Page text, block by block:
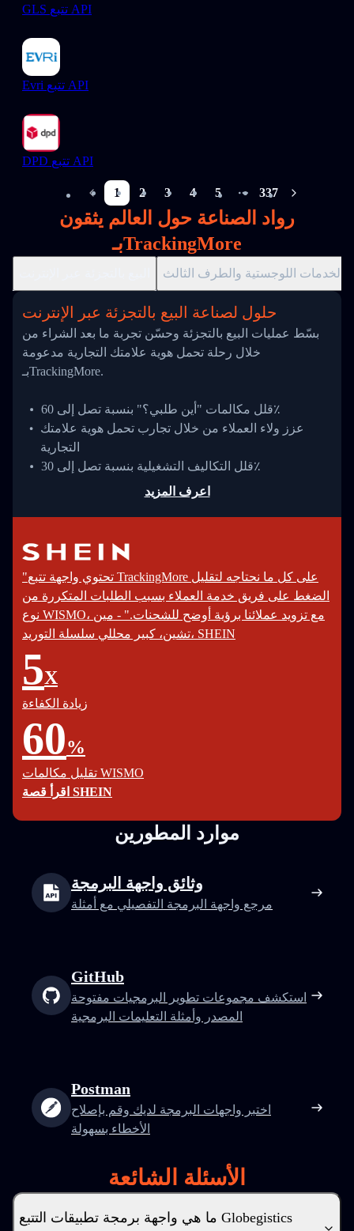
GLS تتبع API
Evri تتبع API
DPD تتبع API
1 2 3 4 5
More pages
337
رواد الصناعة حول العالم يثقون
بـTrackingMore
الخدمات اللوجستية والطرف الثالث
حلول لصناعة البيع بالتجزئة عبر الإنترنت
بسّط عمليات البيع بالتجزئة وحسّن تجربة ما بعد الشراء من
خلال رحلة تحمل هوية علامتك التجارية مدعومة
بـTrackingMore.
قلل مكالمات "أين طلبي؟" بنسبة تصل إلى 60٪
عزز ولاء العملاء من خلال تجارب تحمل هوية علامتك
التجارية
قلل التكاليف التشغيلية بنسبة تصل إلى 30٪
اعرف المزيد
"تحتوي واجهة تتبع TrackingMore على كل ما نحتاجه لتقليل
الضغط على فريق خدمة العملاء بسبب الطلبات المتكررة من
نوع WISMO، مع تزويد عملائنا برؤية أوضح للشحنات." - مين
تشين، كبير محللي سلسلة التوريد، SHEIN
5X
زيادة الكفاءة
60%
تقليل مكالمات WISMO
اقرأ قصة SHEIN
موارد المطورين
وثائق واجهة البرمجة
مرجع واجهة البرمجة التفصيلي مع أمثلة
GitHub
استكشف مجموعات تطوير البرمجيات مفتوحة
المصدر وأمثلة التعليمات البرمجية
Postman
اختبر واجهات البرمجة لديك وقم بإصلاح
الأخطاء بسهولة
الأسئلة الشائعة
ما هي واجهة برمجة تطبيقات التتبع Globegistics